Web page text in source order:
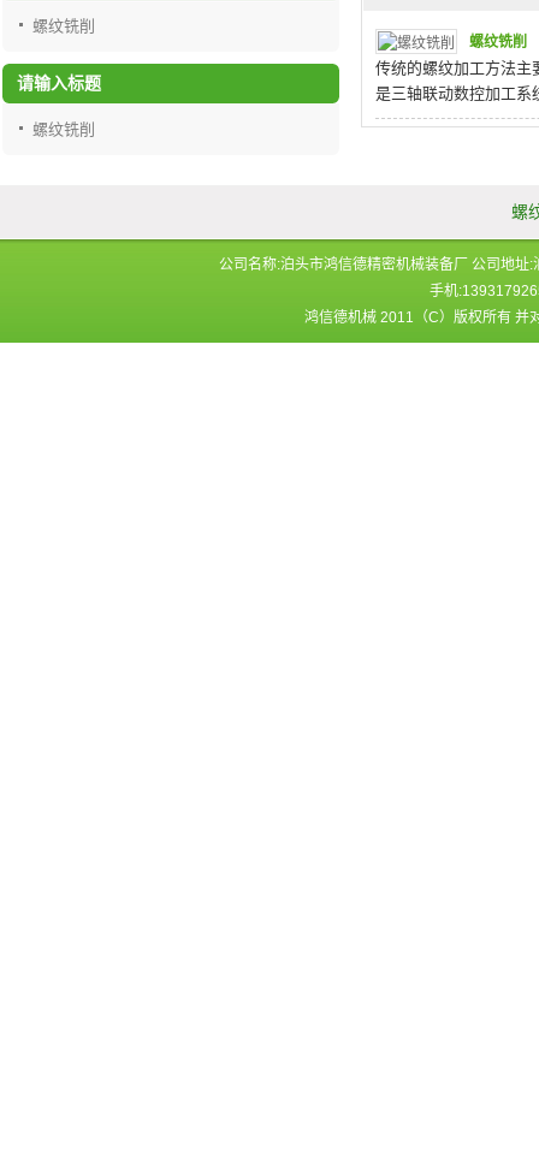
螺纹铣削
传统的螺纹加工方法主
是三轴联动数控加工
螺纹铣削
请输入标题
螺纹铣削
螺
公司名称:泊头市鸿信德精密机械装备厂 公司地
手机
鸿信德机械 2011（C）版权所有